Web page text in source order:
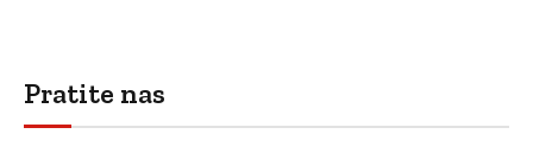
Pratite nas